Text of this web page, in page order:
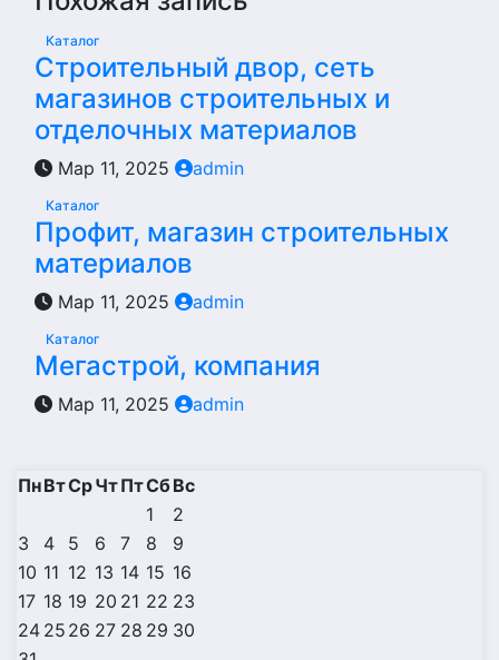
Каталог
Строительный двор, сеть
магазинов строительных и
отделочных материалов
Мар 11, 2025 admin
Каталог
Профит, магазин строительных
материалов
Мар 11, 2025 admin
Каталог
Мегастрой, компания
Мар 11, 2025 admin
ПнВтСрЧтПтСбВс
1
2
3
4 5 6 7 8
9
10 11 12 13 14 15 16
17 18 19 20 21 22 23
24 25 26 27 28 29 30